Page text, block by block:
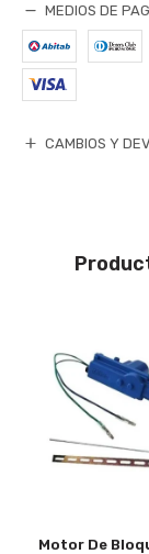
MEDIOS DE
CAMBIOS Y
Motor De